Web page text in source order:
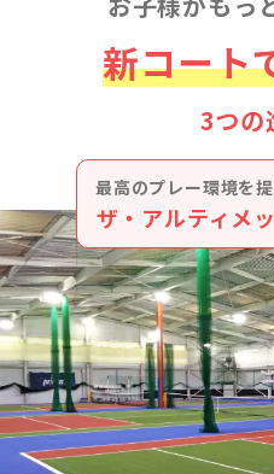
新コート
3つの
最高のプレー環境を
ザ・アルティメ